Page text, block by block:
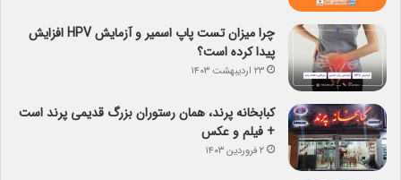
چرا میزان تست پاپ اسمیر و آزمایش HPV افزایش
پیدا کرده است؟
۲۳ اردیبهشت ۱۴۰۳
کبابخانه پرند، همان رستوران بزرگ قدیمی پرند است
+ فیلم و عکس
۲ فروردین ۱۴۰۳